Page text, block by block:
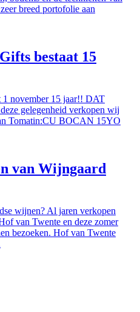
breed portofolie aan
bestaat 15
november 15 jaar!! DAT
gelegenheid verkopen wij
Tomatin:CU BOCAN 15YO
van Wijngaard
wijnen? Al jaren verkopen
van Twente en deze zomer
bezoeken. Hof van Twente